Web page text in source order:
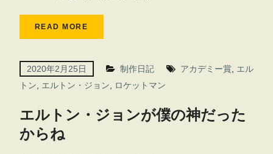
READ MORE
2020年2月25日 制作日記 アカデミー賞, エル
トン
エルトン・ジョン ロケットマン
エルトン・ジョンが僕の神だった
からね